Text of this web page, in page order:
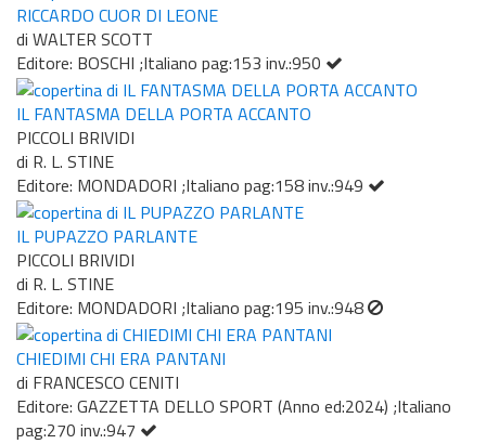
RICCARDO CUOR DI LEONE
di WALTER SCOTT
Editore: BOSCHI ;Italiano pag:153 inv.:950
IL FANTASMA DELLA PORTA ACCANTO
PICCOLI BRIVIDI
di R. L. STINE
Editore: MONDADORI ;Italiano pag:158 inv.:949
IL PUPAZZO PARLANTE
PICCOLI BRIVIDI
di R. L. STINE
Editore: MONDADORI ;Italiano pag:195 inv.:948
CHIEDIMI CHI ERA PANTANI
di FRANCESCO CENITI
Editore: GAZZETTA DELLO SPORT (Anno ed:2024) ;Italiano
pag:270 inv.:947